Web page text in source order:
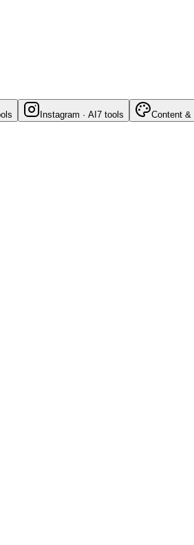
Instagram · AI 7 tools Content &